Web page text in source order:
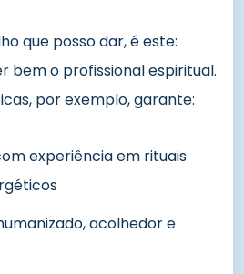
que posso dar, é este:
bem o profissional espiritual.
por exemplo, garante:
experiência em rituais
acolhedor e